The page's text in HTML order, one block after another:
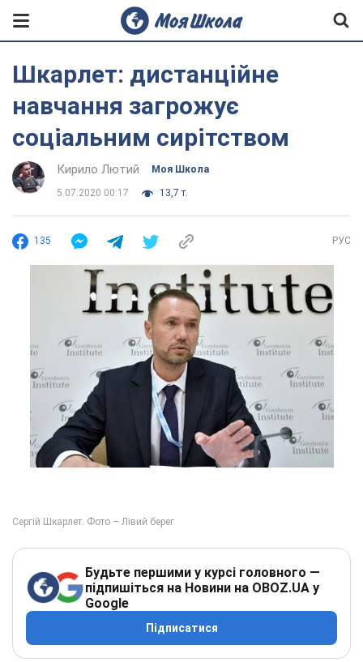
Шкарлет: дистанційне
навчання загрожує
соціальним сирітством
Кирило Лютий Моя Школа
5.07.2020 00:17 13,7 т.
135 РУС
Будьте першими у курсі головного —
підпишіться на Новини на OBOZ.UA у
Google
Підписатися